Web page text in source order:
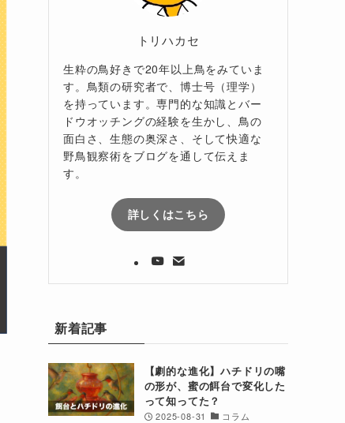
トリハカセ
生粋の鳥好きで20年以上鳥をみていま
す。鳥類の研究者で、博士号（理学）
を持っています。専門的な知識とバー
ドウオッチングの経験を生かし、鳥の
面白さ、生態の奥深さ、そして快適な
野鳥観察術をブログを通して伝えま
す。
詳しくはこちら
新着記事
【劇的な進化】ハチドリの嘴
の形が、蜜の餌台で変化した
って知ってた？
2025-08-31 コラム